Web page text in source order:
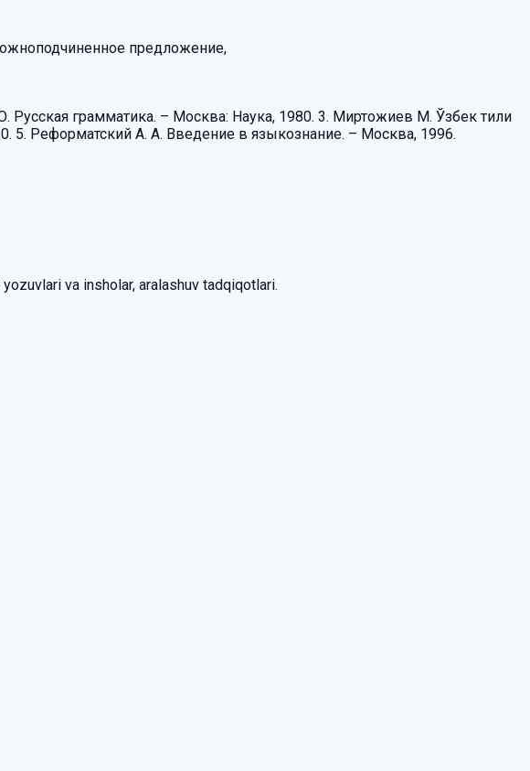
предложение,
грамматика. – Москва: Наука, 1980. 3. Миртожиев М. Ўзбек тили
5. Реформатский А. А. Введение в языкознание. – Москва, 1996.
va insholar, aralashuv tadqiqotlari.